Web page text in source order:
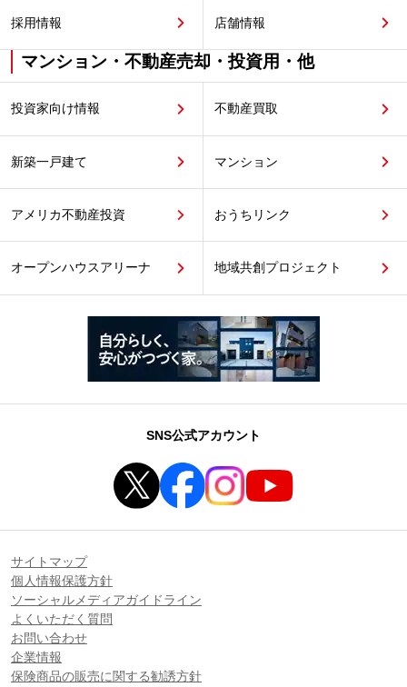
採用情報 店舗情報
マンション・不動産売却・投資用・他
投資家向け情報 不動産買取
新築一戸建て マンション
アメリカ不動産投資 おうちリンク
オープンハウスアリーナ 地域共創プロジェクト
SNS公式アカウント
サイトマップ
個人情報保護方針
ソーシャルメディアガイドライン
よくいただく質問
お問い合わせ
企業情報
保険商品の販売に関する勧誘方針